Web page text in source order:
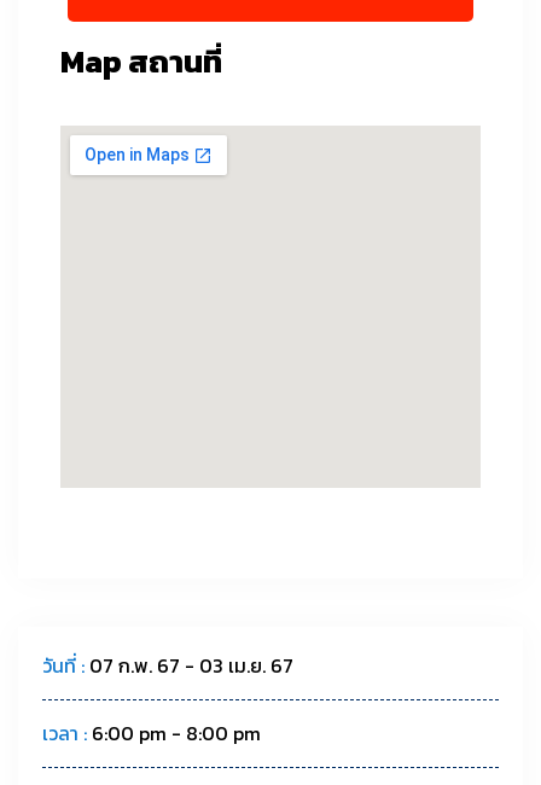
Map สถานที่
วันที่ : 07 ก.พ. 67 - 03 เม.ย. 67
เวลา : 6:00 pm - 8:00 pm